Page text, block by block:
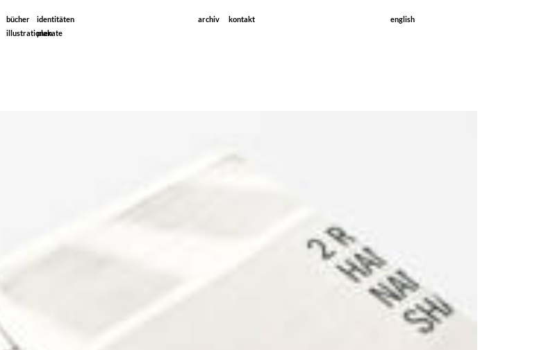
bücher
identitäten
illustrationen
plakate
archiv kontakt english